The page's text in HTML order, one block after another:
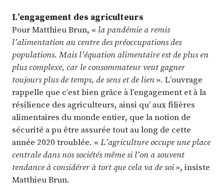
L’engagement des agriculteurs
Pour Matthieu Brun, « la pandémie a remis
l’alimentation au centre des préoccupations des
populations. Mais l’équation alimentaire est de plus en
plus complexe, car le consommateur veut gagner
toujours plus de temps, de sens et de lien». L’ouvrage
rappelle que c’est bien grâce à l’engagement et à la
résilience des agriculteurs, ainsi qu’ aux filières
alimentaires du monde entier, que la notion de
sécurité a pu être assurée tout au long de cette
année 2020 troublée. «L’agriculture occupe une place
centrale dans nos sociétés même si l’on a souvent
tendance à considérer à tort que cela va de soi», insiste
Matthieu Brun.